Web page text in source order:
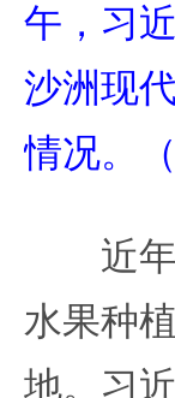
午，习
沙洲现
情况。
近年
水果种
地。习